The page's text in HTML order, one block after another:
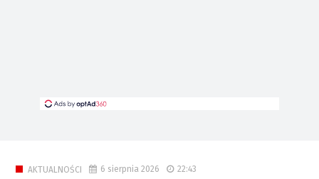
AKTUALNOŚCI 6 sierpnia 2026 22:43